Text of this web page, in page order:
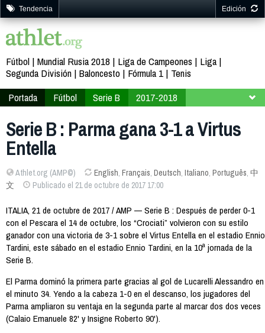
Tendencia Edición
Fútbol Mundial Rusia 2018 Liga de Campeones
Liga
Segunda División Baloncesto Fórmula 1
Tenis
Portada
Fútbol Serie B
2017-2018
Serie B : Parma gana 3-1 a Virtus
Entella
Athlet.org (AMP©) English, Français, Deutsch, Italiano, Português, 中
文
Publicado el 21 de octubre de 2017 17:00
ITALIA, 21 de octubre de 2017 / AMP — Serie B : Después de perder 0-1
con el Pescara el 14 de octubre, los “Crociati” volvieron con su estilo
ganador con una victoria de 3-1 sobre el Virtus Entella en el estadio Ennio
Tardini, este sábado en el estadio Ennio Tardini, en la 10ª jornada de la
Serie B.
El Parma dominó la primera parte gracias al gol de Lucarelli Alessandro en
el minuto 34. Yendo a la cabeza 1-0 en el descanso, los jugadores del
Parma ampliaron su ventaja en la segunda parte al marcar dos dos veces
(Calaio Emanuele 82' y Insigne Roberto 90').